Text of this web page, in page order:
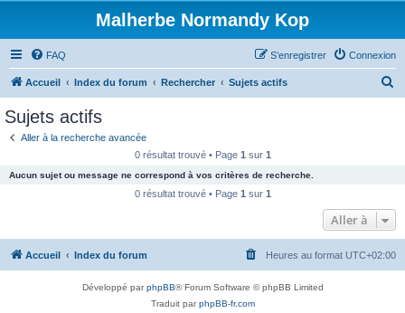
Malherbe Normandy Kop
FAQ Connexion
S’enregistrer
Accueil Index du forum Rechercher Sujets actifs
c
e
Sujets actifs
Aller à la recherche avancée
0 résultat trouvé • Page 1 sur 1
Aucun sujet ou message ne correspond à vos critères de recherche.
0 résultat trouvé • Page 1 sur 1
Aller à
Accueil Index du forum Heures au format UTC+02:00
Développé parphpBB® Forum Software © phpBB Limited
Traduit parphpBB-fr.com